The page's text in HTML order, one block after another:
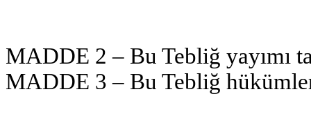
MADDE 2 – Bu Tebliğ yayımı
MADDE 3 – Bu Tebliğ